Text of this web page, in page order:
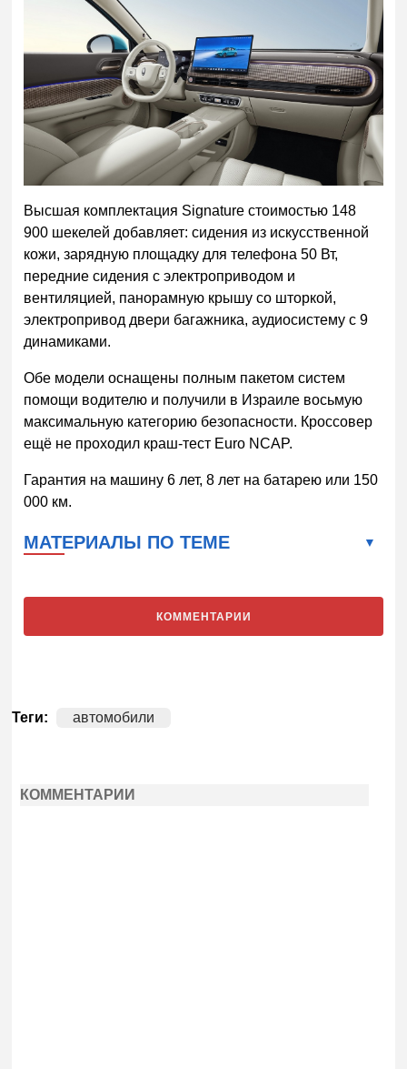
Высшая комплектация Signature стоимостью 148
900 шекелей добавляет: сидения из искусственной
кожи, зарядную площадку для телефона 50 Вт,
передние сидения с электроприводом и
вентиляцией, панорамную крышу со шторкой,
электропривод двери багажника, аудиосистему с 9
динамиками.
Обе модели оснащены полным пакетом систем
помощи водителю и получили в Израиле восьмую
максимальную категорию безопасности. Кроссовер
ещё не проходил краш-тест Euro NCAP.
Гарантия на машину 6 лет, 8 лет на батарею или 150
000 км.
МАТЕРИАЛЫ ПО ТЕМЕ
КОММЕНТАРИИ
Теги: автомобили
КОММЕНТАРИИ